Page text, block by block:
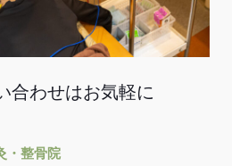
合わせはお気軽に
・整骨院